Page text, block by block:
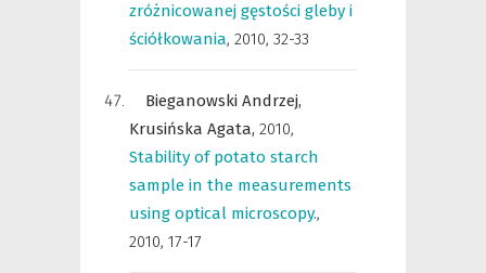
zróżnicowanej gęstości gleby i
ściółkowania, 2010, 32-33
Bieganowski Andrzej,
Krusińska Agata, 2010,
Stability of potato starch
sample in the measurements
using optical microscopy.,
2010, 17-17